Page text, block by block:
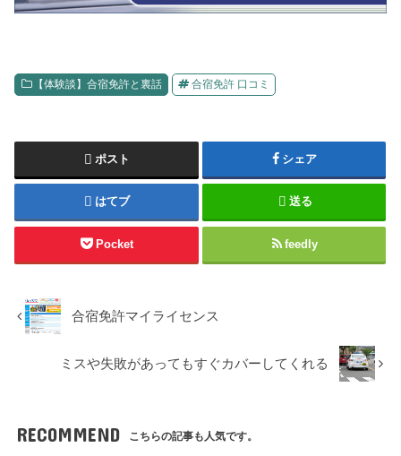
【体験談】合宿免許と裏話 合宿免許 口コミ
ポスト シェア
はてブ 送る
Pocket feedly
合宿免許マイライセンス
ミスや失敗があってもすぐカバーしてくれる
RECOMMEND こちらの記事も人気です。